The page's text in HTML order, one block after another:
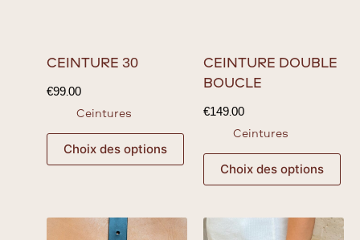
CEINTURE 30
€99.00
Ceintures
Choix des options
CEINTURE DOUBLE
BOUCLE
€149.00
Ceintures
Choix des options